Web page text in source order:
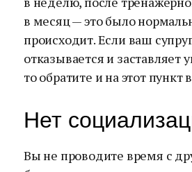
в месяц — это было
происходит. Если ваш
отказывается и заставляет
то обратите и на этот пункт
Нет
Вы не проводите время с